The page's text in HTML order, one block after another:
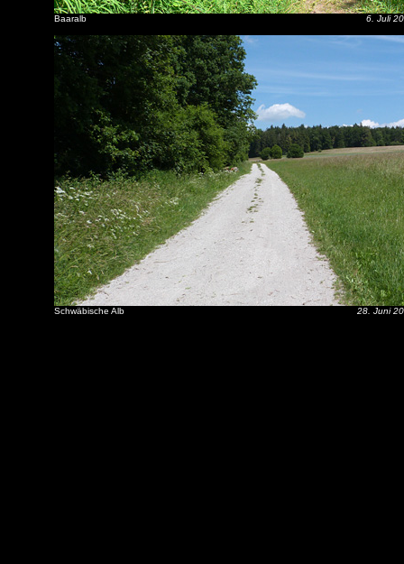
Baaralb 6. Juli
Schwäbische Alb 28. Juni